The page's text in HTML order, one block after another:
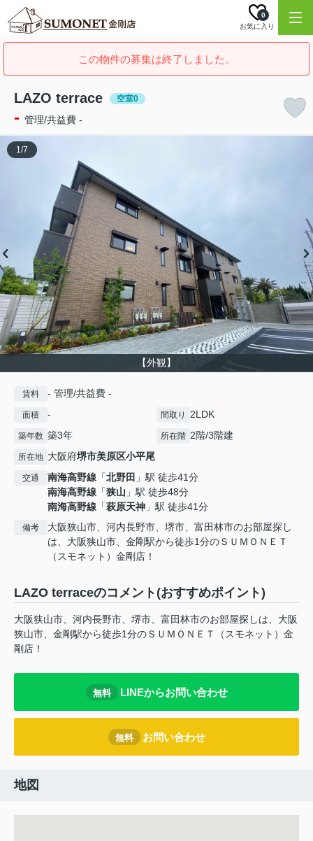
お気に入り
0
この物件の募集は終了しました。
LAZO terrace 空室0
- 管理/共益費 -
【外観】
1/7
賃料 - 管理/共益費 -
面積 - 間取り 2LDK
築年数 築3年 所在階 2階/3階建
所在地 大阪府堺市美原区小平尾
交通 南海高野線 「北野田 」駅 徒歩41分
南海高野線 「狭山 」駅 徒歩48分
南海高野線 「萩原天神 」駅 徒歩41分
備考
大阪狭山市、河内長野市、堺市、富田林市のお部屋探し
は、大阪狭山市、金剛駅から徒歩1分のＳＵＭＯＮＥＴ
（スモネット）金剛店！
LAZO terraceのコメント(おすすめポイント)
大阪狭山市、河内長野市、堺市、富田林市のお部屋探しは、大阪
狭山市、金剛駅から徒歩1分のＳＵＭＯＮＥＴ（スモネット）金
剛店！
無料 LINEからお問い合わせ
無料 お問い合わせ
地図